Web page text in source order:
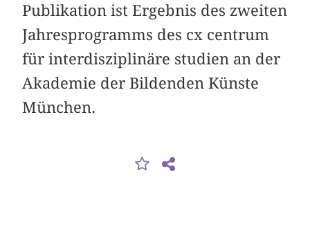
Publikation ist Ergebnis des zweiten
Jahresprogramms des cx centrum
für interdisziplinäre studien an der
Akademie der Bildenden Künste
München.